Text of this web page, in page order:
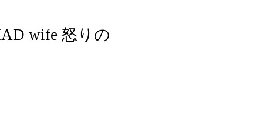
wife 怒りの